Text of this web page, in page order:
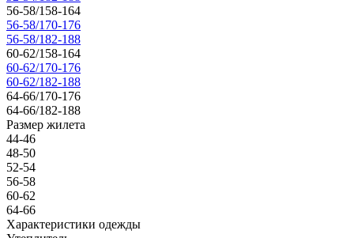
56-58/158-164
56-58/170-176
56-58/182-188
60-62/158-164
60-62/170-176
60-62/182-188
64-66/170-176
64-66/182-188
Размер жилета
44-46
48-50
52-54
56-58
60-62
64-66
Характеристики одежды